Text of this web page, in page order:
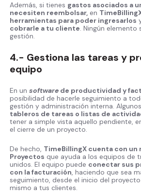
Además, si tienes gastos asociados a
necesiten reembolsar, en
herramientas para poder ingresarlos
cobrarle a tu cliente. Ningún elemento
gestión.
4.- Gestiona las tareas y
equipo
En un software de productividad y
posibilidad de hacerle seguimiento a
gestión y administración interna.
tableros de tareas o listas de
tener a simple vista aquello pendiente,
el cierre de un proyecto.
De hecho, TimeBillingX cuenta con un
Proyectos que ayuda a los equipos de
unidos. El equipo puede conectar sus
con la facturación, haciendo que sea
seguimiento, desde el inicio del
mismo a tus clientes.